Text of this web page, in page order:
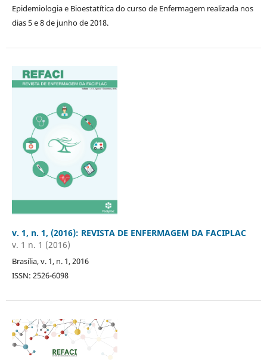
Epidemiologia e Bioestatítica do curso de Enfermagem realizada nos
dias 5 e 8 de junho de 2018.
v. 1, n. 1, (2016): REVISTA DE ENFERMAGEM DA FACIPLAC
v. 1 n. 1 (2016)
Brasília, v. 1, n. 1, 2016
ISSN: 2526-6098